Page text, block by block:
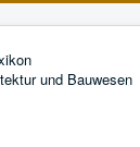
und Bauwesen